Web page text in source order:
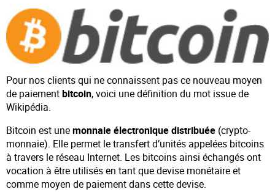
Pour nos clients qui ne connaissent pas ce nouveau moyen
de paiementbitcoin, voici une définition du mot issue de
Wikipédia.
Bitcoin est unemonnaie électroniquedistribuée (crypto-
monnaie). Elle permet le transfert d’unités appelées bitcoins
à travers le réseau Internet. Les bitcoins ainsi échangés ont
vocation à être utilisés en tant que devise monétaire et
comme moyen de paiement dans cette devise.